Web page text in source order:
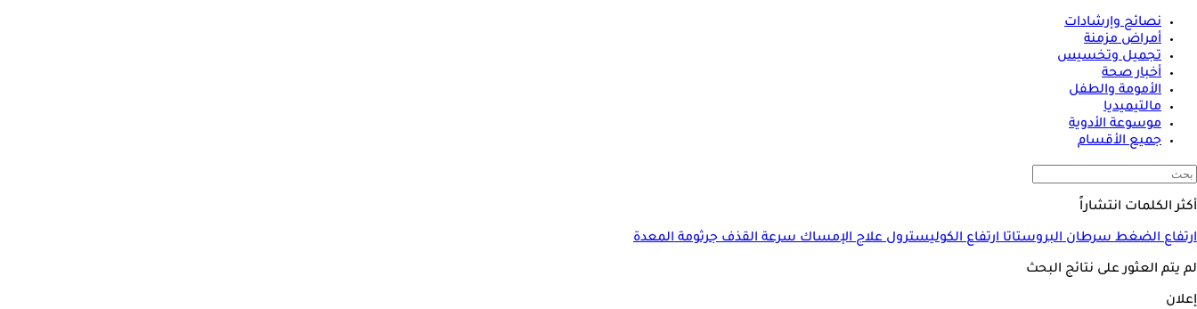
نصائح وإرشادات
أمراض مزمنة
تجميل وتخسيس
أخبار صحة
الأمومة والطفل
مالتيميديا
موسوعة الأدوية
جميع الأقسام
أكثر الكلمات انتشاراً
ارتفاع الضغطسرطان البروستاتاارتفاع الكوليسترولعلاج الإمساكسرعة القذفجرثومة المعدة
لم يتم العثور على نتائج البحث
إعلان